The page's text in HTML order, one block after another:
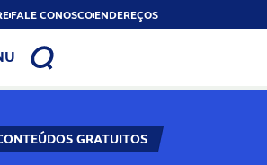
FALE CONOSCOENDEREÇOS
GRATUITOS